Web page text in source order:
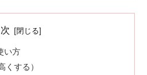
い方
くする）